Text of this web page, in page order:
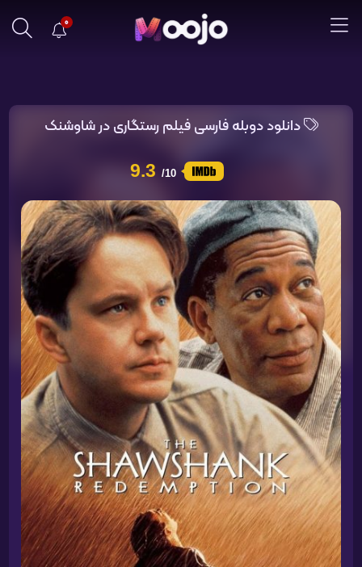
0
دانلود دوبله فارسی فیلم رستگاری در شاوشنک
9.3 /10